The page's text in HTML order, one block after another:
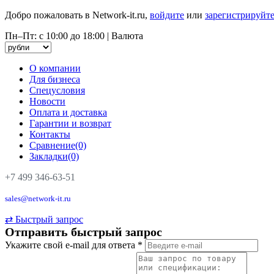
Добро пожаловать в Network-it.ru, войдите или
Пн–Пт: с 10:00 до 18:00 | Валюта
О компании
Для бизнеса
Спецусловия
Новости
Оплата и доставка
Гарантии и возврат
Контакты
Сравнение(0)
Закладки(0)
+7 499 346-63-51
sales@network-it.ru
⇄ Быстрый запрос
Отправить быстрый запрос
Укажите свой e-mail для ответа *